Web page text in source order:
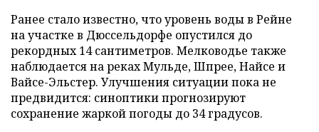
Ранее стало известно, что уровень воды в Рейне
на участке в Дюссельдорфе опустился до
рекордных 14 сантиметров. Мелководье также
наблюдается на реках Мульде, Шпрее, Найсе и
Вайсе-Эльстер. Улучшения ситуации пока не
предвидится: синоптики прогнозируют
сохранение жаркой погоды до 34 градусов.